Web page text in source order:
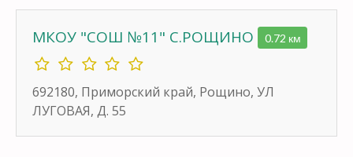
МКОУ "СОШ №11" С.РОЩИНО 0.72 км
692180, Приморский край, Рощино, УЛ
ЛУГОВАЯ, Д. 55